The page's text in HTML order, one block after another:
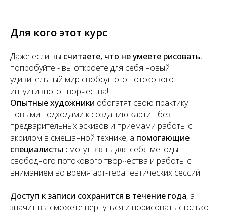
Для кого этот курс
Даже если вы считаете, что не умеете рисовать,
попробуйте - вы откроете для себя новый
удивительный мир свободного потокового
интуитивного творчества!
Опытные художники обогатят свою практику
новыми подходами к созданию картин без
предварительных эскизов и приемами работы с
акрилом в смешанной технике, а помогающие
специалисты смогут взять для себя методы
свободного потокового творчества и работы с
вниманием во время арт-терапевтических сессий.
Доступ к записи сохранится в течение года, а
значит вы сможете вернуться и порисовать столько